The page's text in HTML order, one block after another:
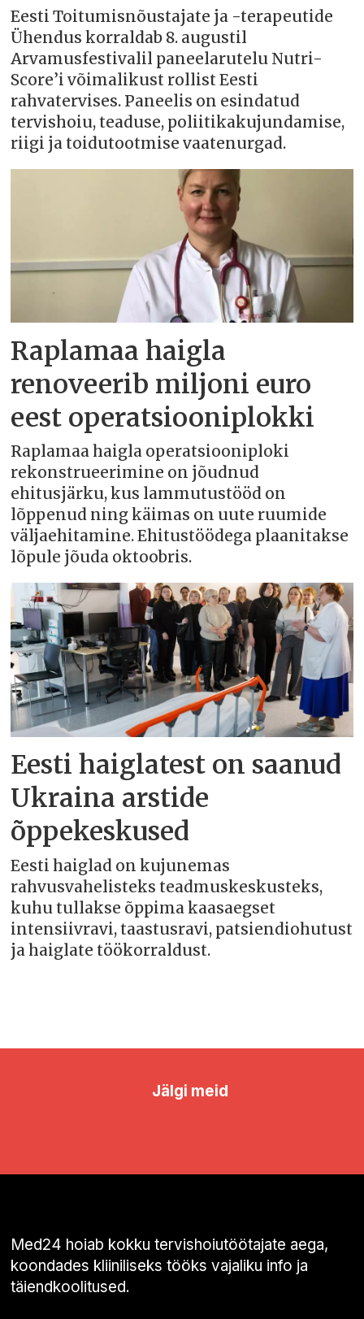
Eesti Toitumisnõustajate ja -terapeutide
Ühendus korraldab 8. augustil
Arvamusfestivalil paneelarutelu Nutri-
Score’i võimalikust rollist Eesti
rahvatervises. Paneelis on esindatud
tervishoiu, teaduse, poliitikakujundamise,
riigi ja toidutootmise vaatenurgad.
Raplamaa haigla
renoveerib miljoni euro
eest operatsiooniplokki
Raplamaa haigla operatsiooniploki
rekonstrueerimine on jõudnud
ehitusjärku, kus lammutustööd on
lõppenud ning käimas on uute ruumide
väljaehitamine. Ehitustöödega plaanitakse
lõpule jõuda oktoobris.
Eesti haiglatest on saanud
Ukraina arstide
õppekeskused
Eesti haiglad on kujunemas
rahvusvahelisteks teadmuskeskusteks,
kuhu tullakse õppima kaasaegset
intensiivravi, taastusravi, patsiendiohutust
ja haiglate töökorraldust.
Jälgi meid
Med24 hoiab kokku tervishoiutöötajate aega,
koondades kliiniliseks tööks vajaliku info ja
täiendkoolitused.